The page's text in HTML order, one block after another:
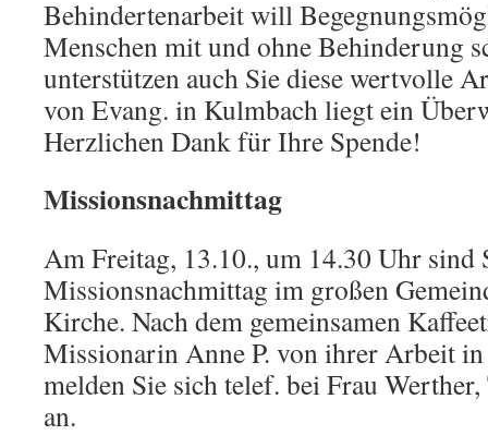
Behindertenarbeit will
Menschen mit und ohne Behinderung
unterstützen auch Sie diese wertvolle
von Evang. in Kulmbach liegt ein
Herzlichen Dank für Ihre Spende!
Missionsnachmittag
Am Freitag, 13.10., um 14.30 Uhr sind
Missionsnachmittag im großen
Kirche. Nach dem gemeinsamen
Missionarin Anne P. von ihrer Arbeit
melden Sie sich telef. bei Frau
an.